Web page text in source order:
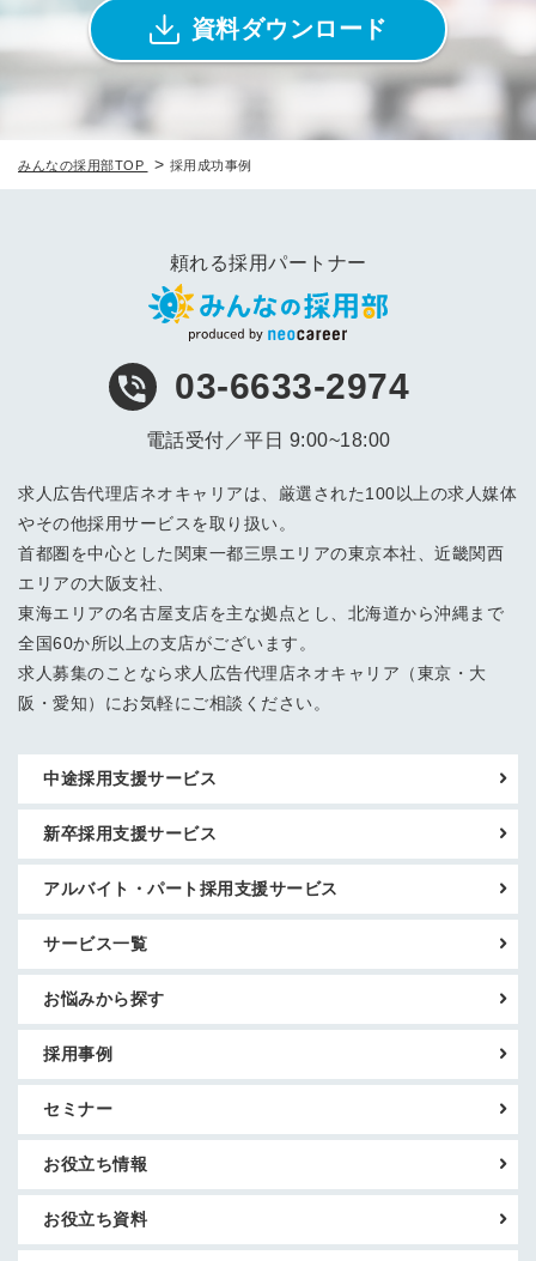
資料ダウンロード
みんなの採用部TOP > 採用成功事例
頼れる採用パートナー
03-6633-2974
電話受付／平日 9:00~18:00
求人広告代理店ネオキャリアは、厳選された100以上の求人媒体
やその他採用サービスを取り扱い。
首都圏を中心とした関東一都三県エリアの東京本社、近畿関西
エリアの大阪支社、
東海エリアの名古屋支店を主な拠点とし、北海道から沖縄まで
全国60か所以上の支店がございます。
求人募集のことなら求人広告代理店ネオキャリア（東京・大
阪・愛知）にお気軽にご相談ください。
中途採用支援サービス
新卒採用支援サービス
アルバイト・パート採用支援サービス
サービス一覧
お悩みから探す
採用事例
セミナー
お役立ち情報
お役立ち資料